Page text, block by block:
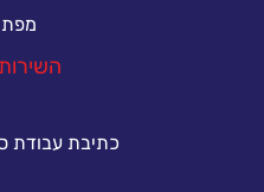
כתיבת עבודת